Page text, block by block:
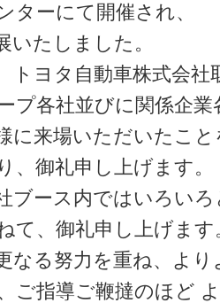
ターにて開催され、
たしました。
トヨタ自動車株式会
プ各社並びに関係企業
に来場いただいたこ
、御礼申し上げます。
ブース内ではいろい
て、御礼申し上げます
なる努力を重ね、よ
ご指導ご鞭撻のほど